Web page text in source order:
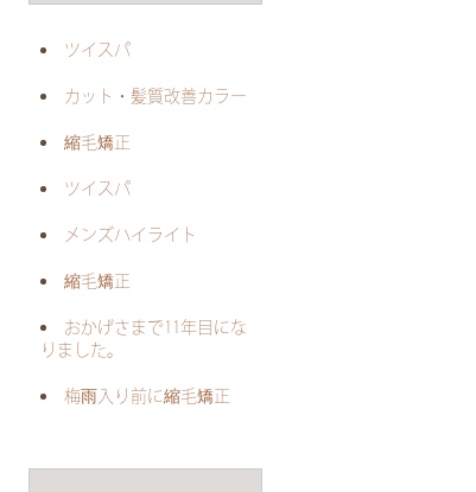
ツイスパ
カット・髪質改善カラー
縮毛矯正
ツイスパ
メンズハイライト
縮毛矯正
おかげさまで11年目にな
りました。
梅雨入り前に縮毛矯正